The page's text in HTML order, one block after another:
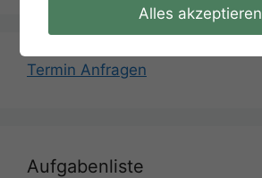
Termin Anfragen
Aufgabenliste
Alles akzeptieren